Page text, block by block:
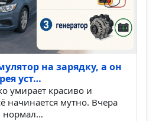
на зарядку, а он
уст…
умирает красиво и
начинается мутно. Вчера
нормал…